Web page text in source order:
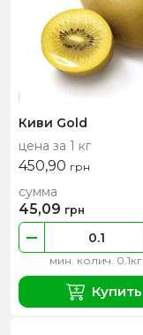
Киви Gold
цена за 1 кг
450,90 грн
мин. колич. 0.1кг
сумма
45,09 грн
Купить